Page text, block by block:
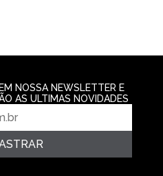
NOSSA NEWSLETTER E
AS ULTIMAS NOVIDADES